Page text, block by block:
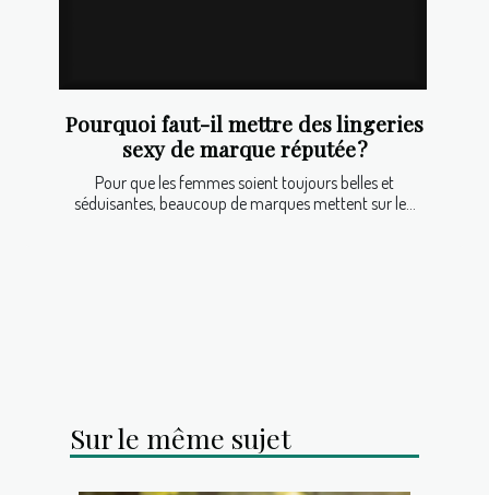
Pourquoi faut-il mettre des lingeries
sexy de marque réputée ?
Pour que les femmes soient toujours belles et
séduisantes, beaucoup de marques mettent sur le...
Sur le même sujet